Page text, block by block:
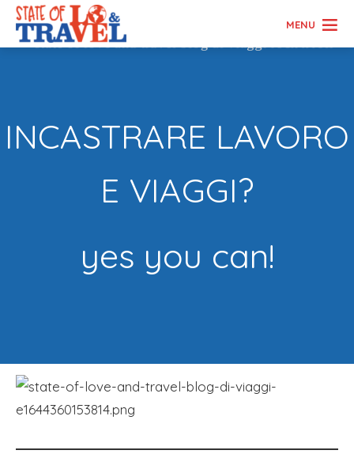
MENU
INCASTRARE LAVORO
E VIAGGI?
yes you can!